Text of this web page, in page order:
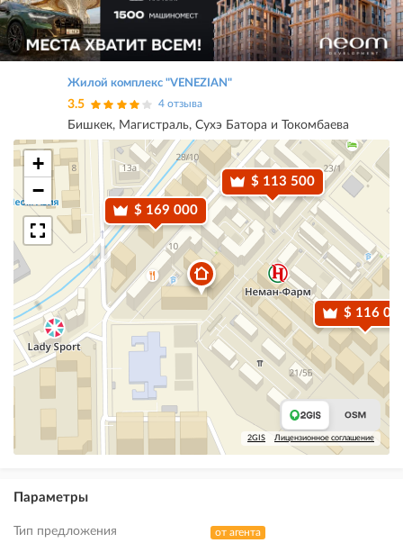
Жилой комплекс "VENEZIAN"
3.5 4 отзыва
Бишкек, Магистраль, Сухэ Батора и Токомбаева
$ 113 500
$ 116
$ 169 000
+
−
2GIS Лицензионное соглашение
Параметры
Тип предложения от агента